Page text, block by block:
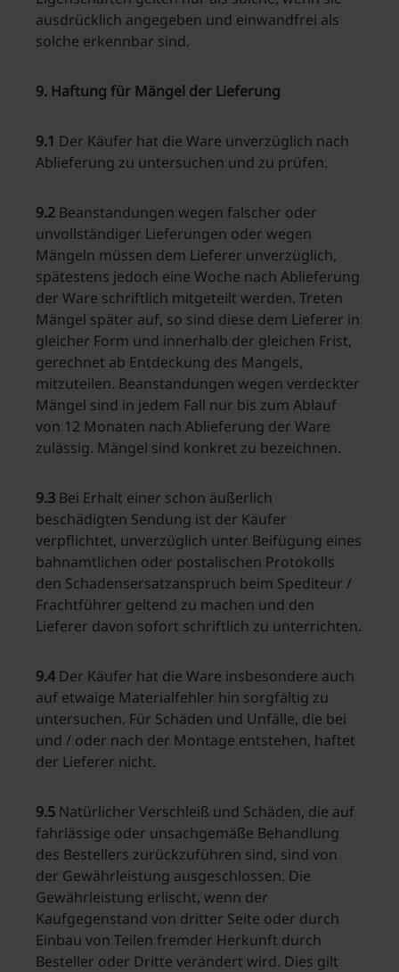
ausdrücklich angegeben und einwandfrei als
solche erkennbar sind.
9. Haftung für Mängel der Lieferung
9.1 Der Käufer hat die Ware unverzüglich nach
Ablieferung zu untersuchen und zu prüfen.
9.2 Beanstandungen wegen falscher oder
unvollständiger Lieferungen oder wegen
Mängeln müssen dem Lieferer unverzüglich,
spätestens jedoch eine Woche nach Ablieferung
der Ware schriftlich mitgeteilt werden. Treten
Mängel später auf, so sind diese dem Lieferer in
gleicher Form und innerhalb der gleichen Frist,
gerechnet ab Entdeckung des Mangels,
mitzuteilen. Beanstandungen wegen verdeckter
Mängel sind in jedem Fall nur bis zum Ablauf
von 12 Monaten nach Ablieferung der Ware
zulässig. Mängel sind konkret zu bezeichnen.
9.3 Bei Erhalt einer schon äußerlich
beschädigten Sendung ist der Käufer
verpflichtet, unverzüglich unter Beifügung eines
bahnamtlichen oder postalischen Protokolls
den Schadensersatzanspruch beim Spediteur /
Frachtführer geltend zu machen und den
Lieferer davon sofort schriftlich zu unterrichten.
9.4Der Käufer hat die Ware insbesondere auch
auf etwaige Materialfehler hin sorgfältig zu
untersuchen. Für Schäden und Unfälle, die bei
und / oder nach der Montage entstehen, haftet
der Lieferer nicht.
9.5 Natürlicher Verschleiß und Schäden, die auf
fahrlässige oder unsachgemäße Behandlung
des Bestellers zurückzuführen sind, sind von
der Gewährleistung ausgeschlossen. Die
Gewährleistung erlischt, wenn der
Kaufgegenstand von dritter Seite oder durch
Einbau von Teilen fremder Herkunft durch
Besteller oder Dritte verändert wird. Dies gilt